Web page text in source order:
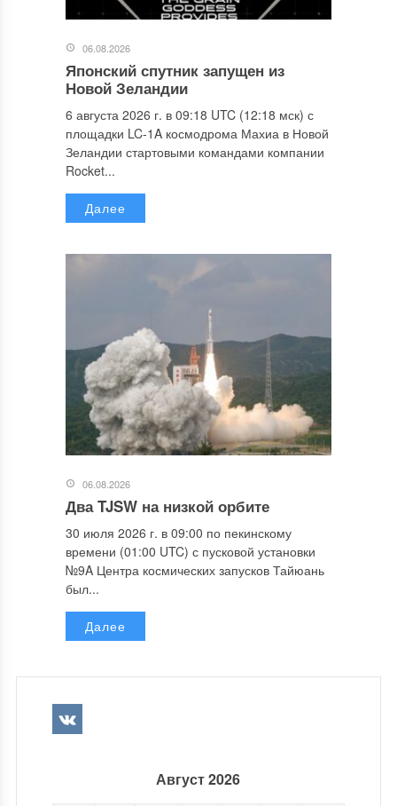
06.08.2026
Японский спутник запущен из
Новой Зеландии
6 августа 2026 г. в 09:18 UTC (12:18 мск) с
площадки LC-1A космодрома Махиа в Новой
Зеландии стартовыми командами компании
Rocket...
Далее
06.08.2026
Два TJSW на низкой орбите
30 июля 2026 г. в 09:00 по пекинскому
времени (01:00 UTC) с пусковой установки
№9A Центра космических запусков Тайюань
был...
Далее
Август 2026